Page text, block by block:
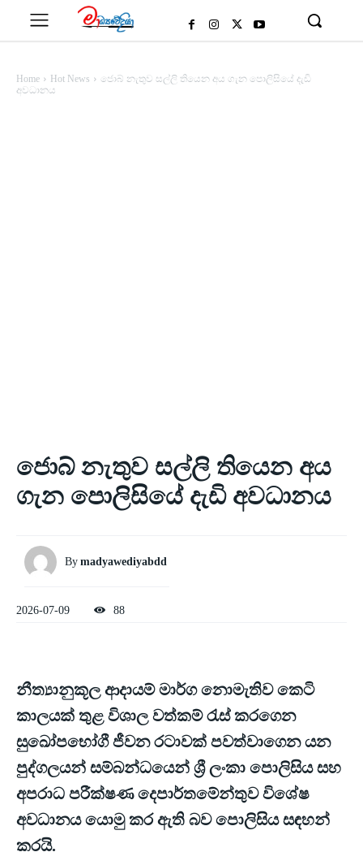
Home Hot News
ජොබ් නැතුව සල්ලි තියෙන අය ගැන පොලිසියේ දැඩි
අවධානය
ජොබ් නැතුව සල්ලි තියෙන අය
ගැන පොලිසියේ දැඩි අවධානය
By madyawediyabdd
2026-07-09 88
නීත්‍යානුකූල ආදායම් මාර්ග නොමැතිව කෙටි
කාලයක් තුළ විශාල වත්කම් රැස් කරගෙන
සුඛෝපභෝගී ජීවන රටාවක් පවත්වාගෙන යන
පුද්ගලයන් සම්බන්ධයෙන් ශ්‍රී ලංකා පොලිසිය සහ
අපරාධ පරීක්ෂණ දෙපාර්තමේන්තුව විශේෂ
අවධානය යොමු කර ඇති බව පොලිසිය සඳහන්
කරයි.